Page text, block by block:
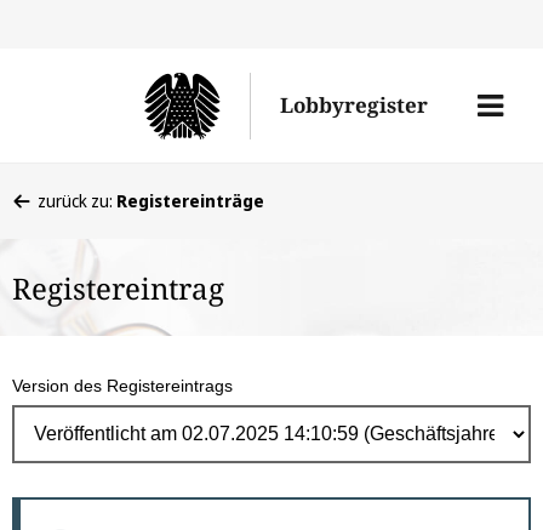
Lobbyregister
Menü
befinden
hier:
zurück zu: Registereinträge
Registereintrag
Version des Registereintrags